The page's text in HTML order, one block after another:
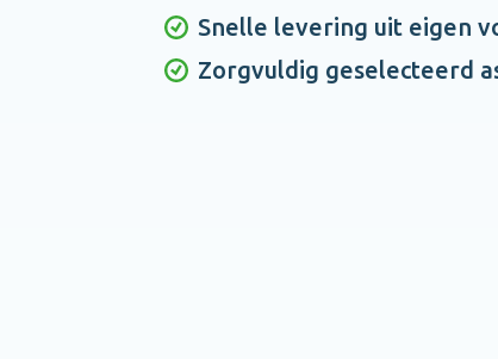
Snelle levering uit eigen
Zorgvuldig geselecteerd